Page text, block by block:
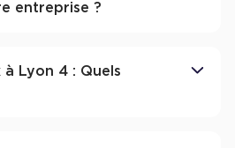
entreprise ?
à Lyon 4 : Quels